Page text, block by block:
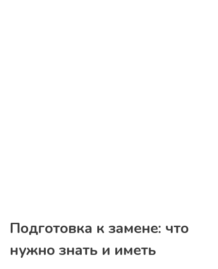
Подготовка к замене: что
нужно знать и иметь